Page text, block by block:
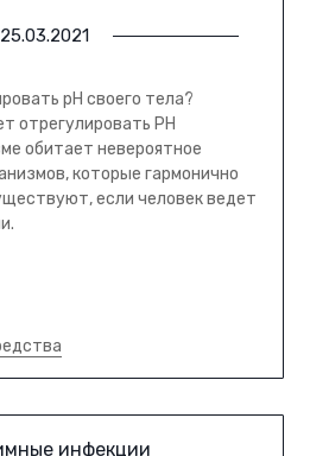
25.03.2021
pH своего тела?
отрегулировать PH
обитает невероятное
которые гармонично
если человек ведет